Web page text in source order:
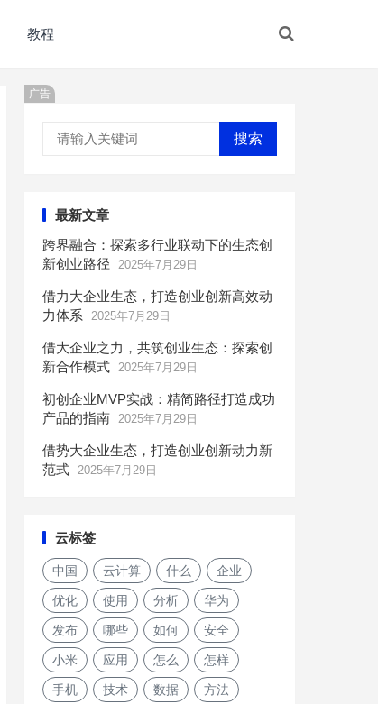
教程
广告
搜索
最新文章
跨界融合：探索多行业联动下的生态创
新创业路径
2025年7月29日
借力大企业生态，打造创业创新高效动
力体系
2025年7月29日
借大企业之力，共筑创业生态：探索创
新合作模式 2025年7月29日
初创企业MVP实战：精简路径打造成功
产品的指南 2025年7月29日
借势大企业生态，打造创业创新动力新
范式 2025年7月29日
云标签
中国 云计算 什么 企业
优化 使用 分析 华为
发布 哪些 如何 安全
小米 应用 怎么 怎样
手机 技术 数据 方法